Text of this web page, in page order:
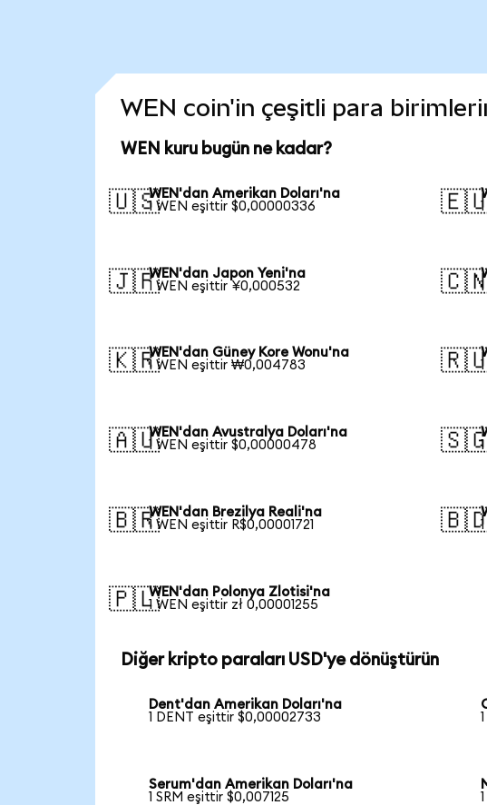
WEN coin'in çeşitli para
WEN kuru bugün ne kadar?
🇺🇸WEN'dan Amerikan Doları'na
1 WEN eşittir $0,00000336
🇯🇵WEN'dan Japon Yeni'na
1 WEN eşittir ¥0,000532
🇰🇷WEN'dan Güney Kore Wonu'na
1 WEN eşittir ₩0,004783
🇦🇺WEN'dan Avustralya Doları'na
1 WEN eşittir $0,00000478
🇧🇷WEN'dan Brezilya Reali'na
1 WEN eşittir R$0,00001721
🇵🇱WEN'dan Polonya Zlotisi'na
1 WEN eşittir zł 0,00001255
Diğer kripto paraları USD'ye dönüştürün
Dent'dan Amerikan Doları'na
1 DENT eşittir $0,00002733
Serum'dan Amerikan Doları'na
1 SRM eşittir $0,007125